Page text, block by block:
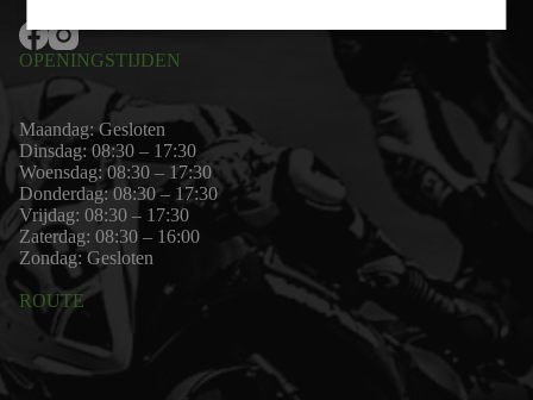
OPENINGSTIJDEN
Maandag: Gesloten
Dinsdag: 08:30 – 17:30
Woensdag: 08:30 – 17:30
Donderdag: 08:30 – 17:30
Vrijdag: 08:30 – 17:30
Zaterdag: 08:30 – 16:00
Zondag: Gesloten
ROUTE